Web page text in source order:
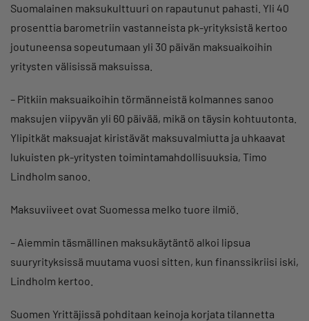
Suomalainen maksukulttuuri on rapautunut pahasti. Yli 40
prosenttia barometriin vastanneista pk-yrityksistä kertoo
joutuneensa sopeutumaan yli 30 päivän maksuaikoihin
yritysten välisissä maksuissa.
– Pitkiin maksuaikoihin törmänneistä kolmannes sanoo
maksujen viipyvän yli 60 päivää, mikä on täysin kohtuutonta.
Ylipitkät maksuajat kiristävät maksuvalmiutta ja uhkaavat
lukuisten pk-yritysten toimintamahdollisuuksia, Timo
Lindholm sanoo.
Maksuviiveet ovat Suomessa melko tuore ilmiö.
– Aiemmin täsmällinen maksukäytäntö alkoi lipsua
suuryrityksissä muutama vuosi sitten, kun finanssikriisi iski,
Lindholm kertoo.
Suomen Yrittäjissä pohditaan keinoja korjata tilannetta